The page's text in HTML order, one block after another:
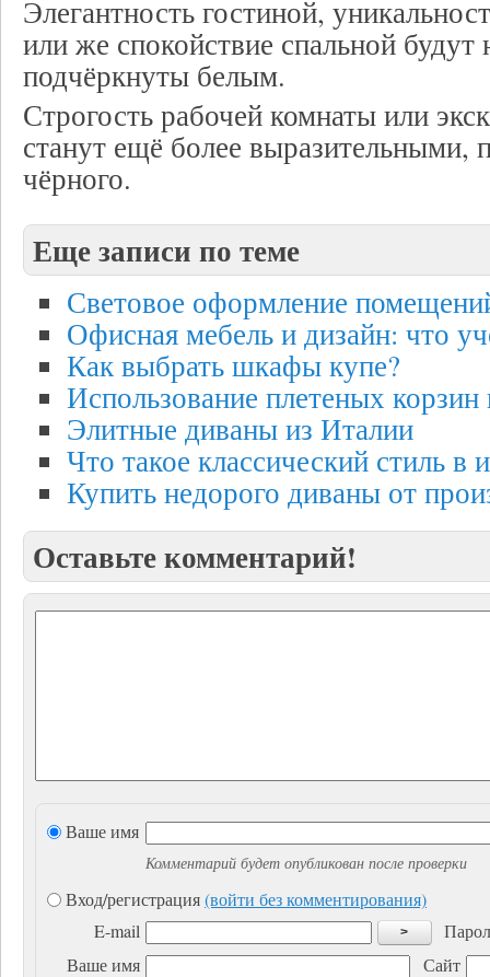
Элегантность гостиной,
или же спокойствие спальной будут
подчёркнуты белым.
Строгость рабочей комнаты или
станут ещё более выразительными,
чёрного.
Еще записи по теме
Световое оформление
Офисная мебель и дизайн: что
Как выбрать шкафы купе?
Использование плетеных корзин
Элитные диваны из Италии
Что такое классический стиль в
Купить недорого диваны от
Оставьте комментарий!
Ваше имя
Комментарий будет опубликован после проверки
Вход/регистрация(войти без комментирования)
E-mail
>
Ваше имя
Сайт